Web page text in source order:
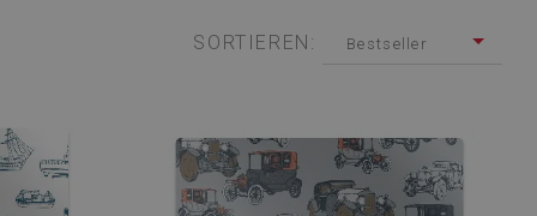
SORTIEREN: Bestseller